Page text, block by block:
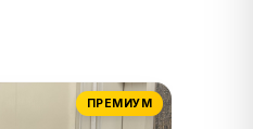
ПРЕМИУМ